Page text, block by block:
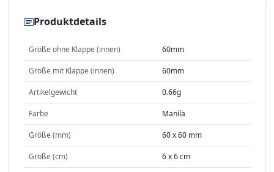
Produktdetails
Größe ohne Klappe (innen) 60mm
Größe mit Klappe (innen) 60mm
Artikelgewicht 0.66g
Farbe Manila
Größe (mm) 60 x 60 mm
Größe (cm) 6 x 6 cm